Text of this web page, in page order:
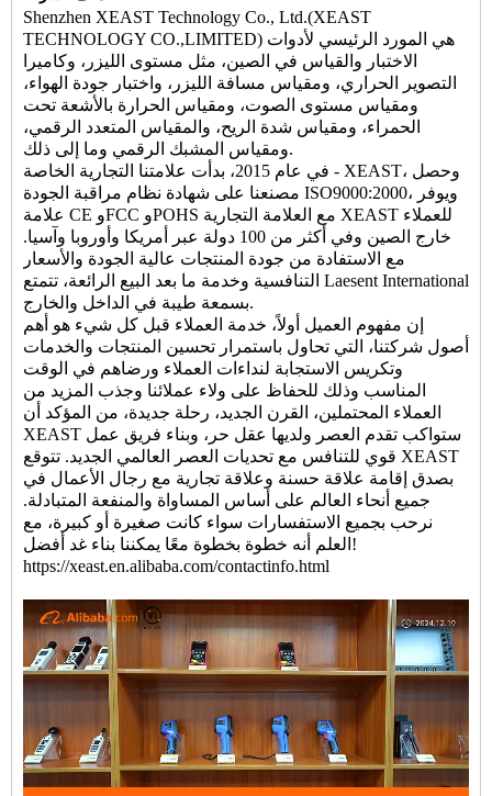
Shenzhen XEAST Technology Co., Ltd.(XEAST
TECHNOLOGY CO.,LIMITED) هي المورد الرئيسي لأدوات
الاختبار والقياس في الصين، مثل مستوى الليزر، وكاميرا
التصوير الحراري، ومقياس مسافة الليزر، واختبار جودة الهواء،
ومقياس مستوى الصوت، ومقياس الحرارة بالأشعة تحت
الحمراء، ومقياس شدة الريح، والمقياس المتعدد الرقمي،
ومقياس المشبك الرقمي وما إلى ذلك.
في عام 2015، بدأت علامتنا التجارية الخاصة - XEAST، وحصل
مصنعنا على شهادة نظام مراقبة الجودة ISO9000:2000، ويوفر
علامة CE وFCC وPOHS مع العلامة التجارية XEAST للعملاء
خارج الصين وفي أكثر من 100 دولة عبر أمريكا وأوروبا وآسيا.
مع الاستفادة من جودة المنتجات عالية الجودة والأسعار
التنافسية وخدمة ما بعد البيع الرائعة، تتمتع Laesent International
بسمعة طيبة في الداخل والخارج.
إن مفهوم العميل أولاً، خدمة العملاء قبل كل شيء هو أهم
أصول شركتنا، التي تحاول باستمرار تحسين المنتجات والخدمات
وتكريس الاستجابة لنداءات العملاء ورضاهم في الوقت
المناسب وذلك للحفاظ على ولاء عملائنا وجذب المزيد من
العملاء المحتملين، القرن الجديد، رحلة جديدة، من المؤكد أن
XEAST ستواكب تقدم العصر ولديها عقل حر، وبناء فريق عمل
قوي للتنافس مع تحديات العصر العالمي الجديد. تتوقع XEAST
بصدق إقامة علاقة حسنة وعلاقة تجارية مع رجال الأعمال في
جميع أنحاء العالم على أساس المساواة والمنفعة المتبادلة.
نرحب بجميع الاستفسارات سواء كانت صغيرة أو كبيرة، مع
العلم أنه خطوة بخطوة معًا يمكننا بناء غد أفضل!
https://xeast.en.alibaba.com/contactinfo.html